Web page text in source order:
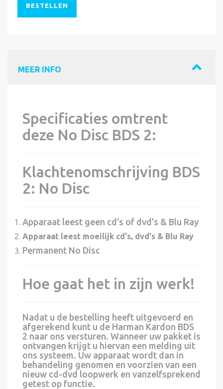
BESTELLEN
MEER INFO
Specificaties omtrent
deze No Disc BDS 2:
Klachtenomschrijving BDS
2: No Disc
Apparaat leest geen cd's of dvd's & Blu Ray
Apparaat leest moeilijk cd's, dvd's & Blu Ray
Permanent No Disc
Hoe gaat het in zijn werk!
Nadat u de bestelling heeft uitgevoerd en
afgerekend kunt u de Harman Kardon BDS
2 naar ons versturen. Wanneer uw pakket is
ontvangen krijgt u hiervan een melding uit
ons systeem. Uw apparaat wordt dan in
behandeling genomen en voorzien van een
nieuw cd-dvd loopwerk en vanzelfsprekend
getest op functie.